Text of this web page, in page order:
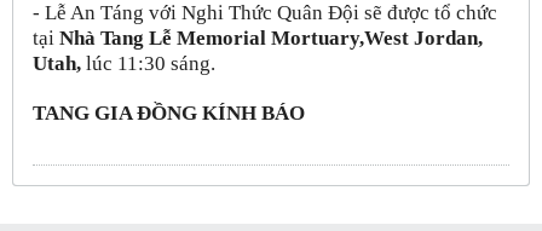
- Lễ An Táng với Nghi Thức Quân Đội sẽ được tổ chức
tại Nhà Tang Lễ Memorial Mortuary,West Jordan,
Utah, lúc 11:30 sáng.
TANG GIA ĐỒNG KÍNH BÁO